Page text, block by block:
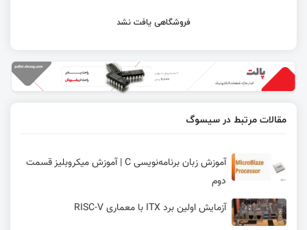
فروشگاهی یافت نشد
مقالات مرتبط در سیسوگ
آموزش زبان برنامه‌نویسی C | آموزش میکروبلیز قسمت
دوم
آزمایش اولین برد ITX با معماری RISC-V